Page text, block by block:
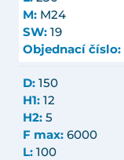
M: M24
SW: 19
Objednací číslo:
D: 150
H1: 12
H2: 5
F max: 6000
L: 100